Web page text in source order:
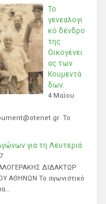
Το
γενεαλογι
κό δένδρο
της
Οικογένει
ας των
Κουμεντά
δων.
4 Μαΐου
Το
για τη Λευτεριά
ΔΙΔΑΚΤΩΡ
ΑΘΗΝΩΝ Το αγωνιστικό